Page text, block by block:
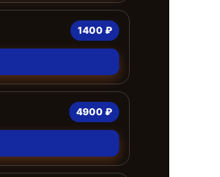
1400 ₽
4900 ₽